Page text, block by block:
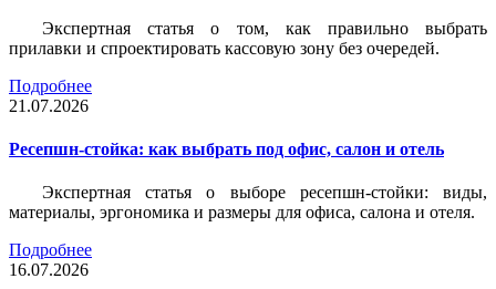
Экспертная статья о том, как правильно выбрать
прилавки и спроектировать кассовую зону без очередей.
Подробнее
21.07.2026
Ресепшн-стойка: как выбрать под офис, салон и отель
Экспертная статья о выборе ресепшн-стойки: виды,
материалы, эргономика и размеры для офиса, салона и отеля.
Подробнее
16.07.2026